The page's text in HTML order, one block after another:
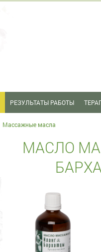
РЕЗУЛЬТАТЫ РАБОТЫ
Массажные масла
МАСЛО